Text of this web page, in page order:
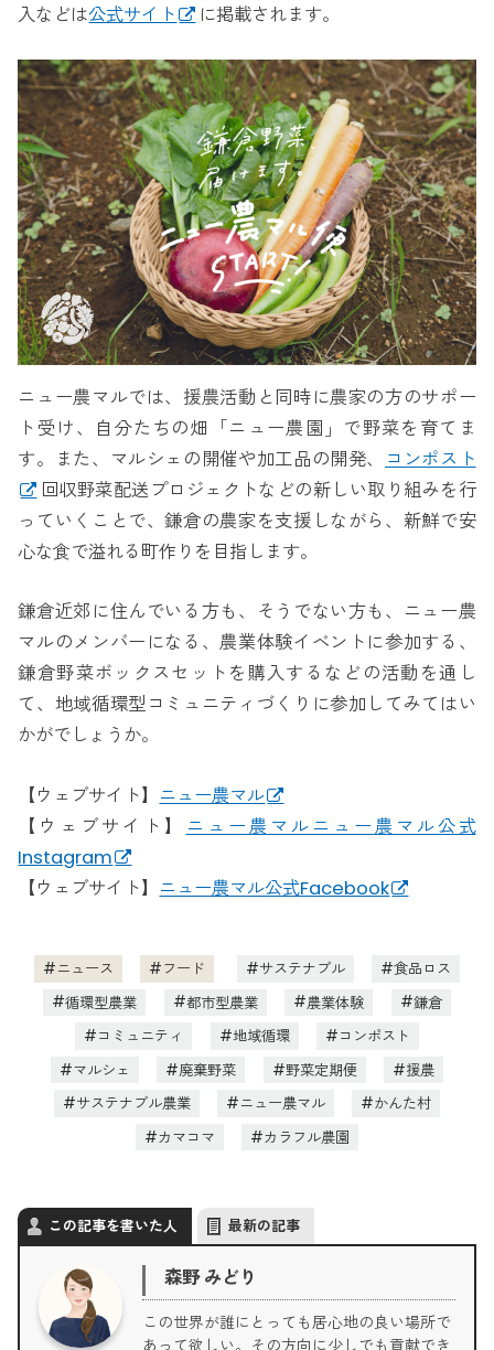
入などは公式サイト に掲載されます。
ニュー農マルでは、援農活動と同時に農家の方のサポー
ト受け、自分たちの畑「ニュー農園」で野菜を育てま
す。また、マルシェの開催や加工品の開発、
コンポスト
回収野菜配送プロジェクトなどの新しい取り組みを行
っていくことで、鎌倉の農家を支援しながら、新鮮で安
心な食で溢れる町作りを目指します。
鎌倉近郊に住んでいる方も、そうでない方も、ニュー農
マルのメンバーになる、農業体験イベントに参加する、
鎌倉野菜ボックスセットを購入するなどの活動を通し
て、地域循環型コミュニティづくりに参加してみてはい
かがでしょうか。
【ウェブサイト】 ニュー農マル
【ウェブサイト】
ニュー農マルニュー農マル公式
Instagram
【ウェブサイト】 ニュー農マル公式Facebook
ニュース フード サステナブル
食品ロス
循環型農業
都市型農業 農業体験
鎌倉
コミュニティ
地域循環
コンポスト
マルシェ
廃棄野菜 野菜定期便
援農
サステナブル農業
ニュー農マル
かんた村
カマコマ
カラフル農園
この記事を書いた人 最新の記事
森野 みどり
この世界が誰にとっても居心地の良い場所で